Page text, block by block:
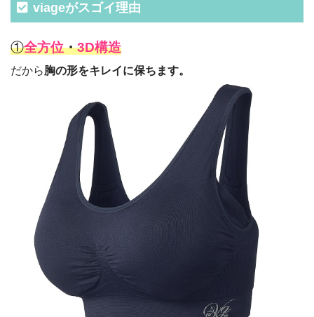
viageがスゴイ理由
①全方位・3D構造
だから胸の形をキレイに保ちます。